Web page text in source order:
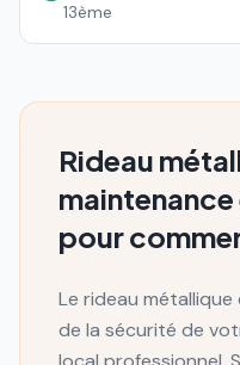
13ème
Rideau
pour
Le rideau
de la sécurité de